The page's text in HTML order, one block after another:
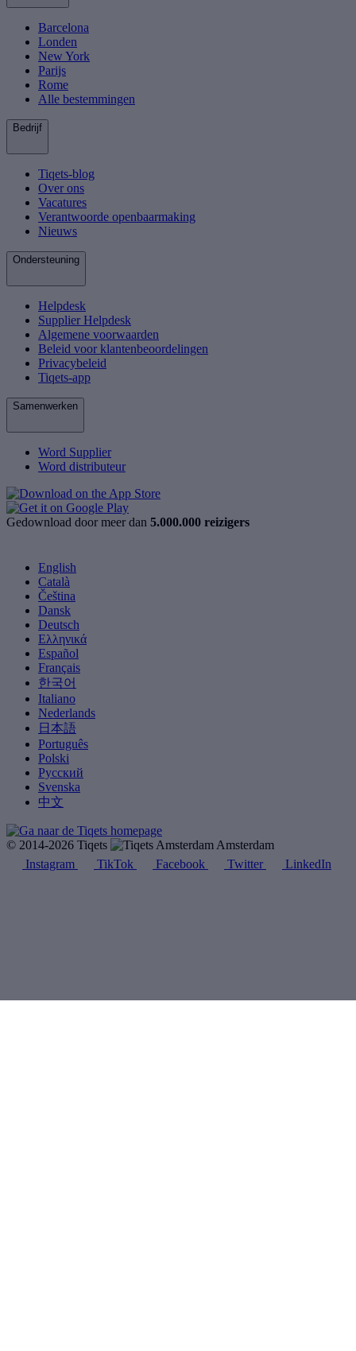
Barcelona
Londen
New York
Parijs
Rome
Alle bestemmingen
Bedrijf
Tiqets-blog
Over ons
Vacatures
Verantwoorde openbaarmaking
Nieuws
Ondersteuning
Helpdesk
Supplier Helpdesk
Algemene voorwaarden
Beleid voor klantenbeoordelingen
Privacybeleid
Tiqets-app
Samenwerken
Word Supplier
Word distributeur
Gedownload door meer dan 5.000.000 reizigers
English
Català
Čeština
Dansk
Deutsch
Ελληνικά
Español
Français
한국어
Italiano
Nederlands
日本語
Português
Polski
Русский
Svenska
中文
© 2014-2026 Tiqets
Amsterdam
Instagram
TikTok Facebook Twitter LinkedIn